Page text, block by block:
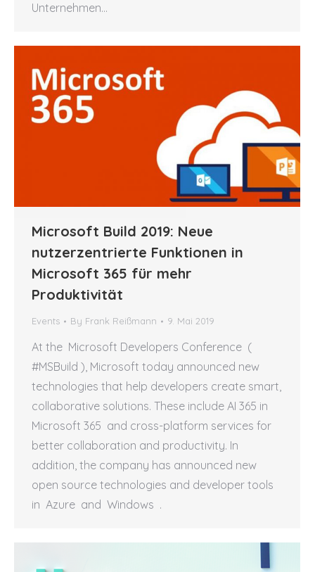
Unternehmen…
Microsoft Build 2019: Neue
nutzerzentrierte Funktionen in
Microsoft 365 für mehr
Produktivität
Events By Frank Reißmann 9. Mai 2019
At the Microsoft Developers Conference (
#MSBuild ), Microsoft today announced new
technologies that help developers create smart,
collaborative solutions. These include AI 365 in
Microsoft 365 and cross-platform services for
better collaboration and productivity. In
addition, the company has announced new
open source technologies and developer tools
in Azure and Windows .